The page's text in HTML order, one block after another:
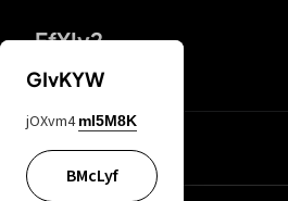
FfYIy2
KIjvtr
GIvKYW
jOXvm4 mI5M8K
BMcLyf